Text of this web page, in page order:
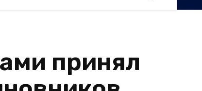
принял